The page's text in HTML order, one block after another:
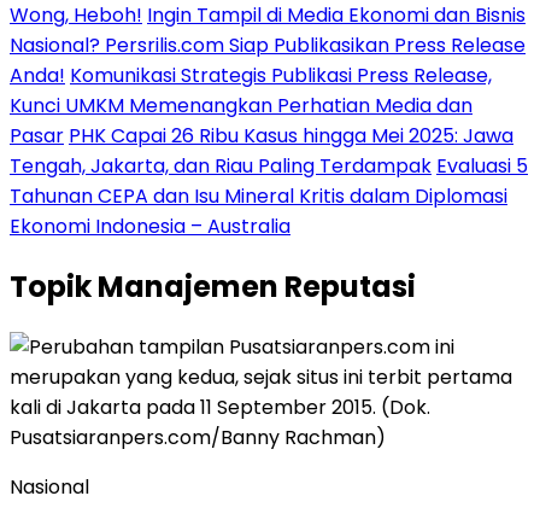
Wong, Heboh! Ingin Tampil di Media Ekonomi dan Bisnis
Nasional? Persrilis.com Siap Publikasikan Press Release
Anda! Komunikasi Strategis Publikasi Press Release,
Kunci UMKM Memenangkan Perhatian Media dan
Pasar PHK Capai 26 Ribu Kasus hingga Mei 2025: Jawa
Tengah, Jakarta, dan Riau Paling Terdampak Evaluasi 5
Tahunan CEPA dan Isu Mineral Kritis dalam Diplomasi
Ekonomi Indonesia – Australia
TopikManajemen Reputasi
Nasional